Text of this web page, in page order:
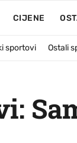
CIJENE
sportovi Ostali